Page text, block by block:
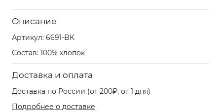
Описание
Артикул: 6691-BK
Состав: 100% хлопок
Доставка и оплата
Доставка по России (от 200₽, от 1 дня)
Подробнее о доставке